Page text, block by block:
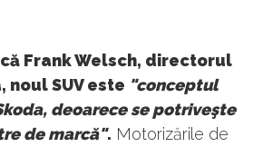
Frank Welsch, directorul
noul SUV este "conceptul
deoarece se potriveşte
de marcă". Motorizările de